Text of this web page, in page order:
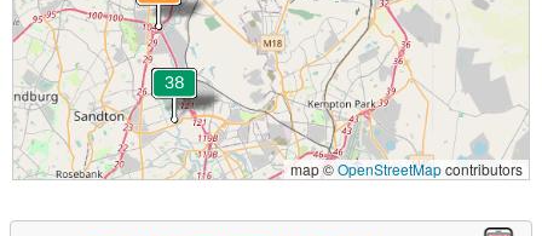
map ©OpenStreetMapcontributors